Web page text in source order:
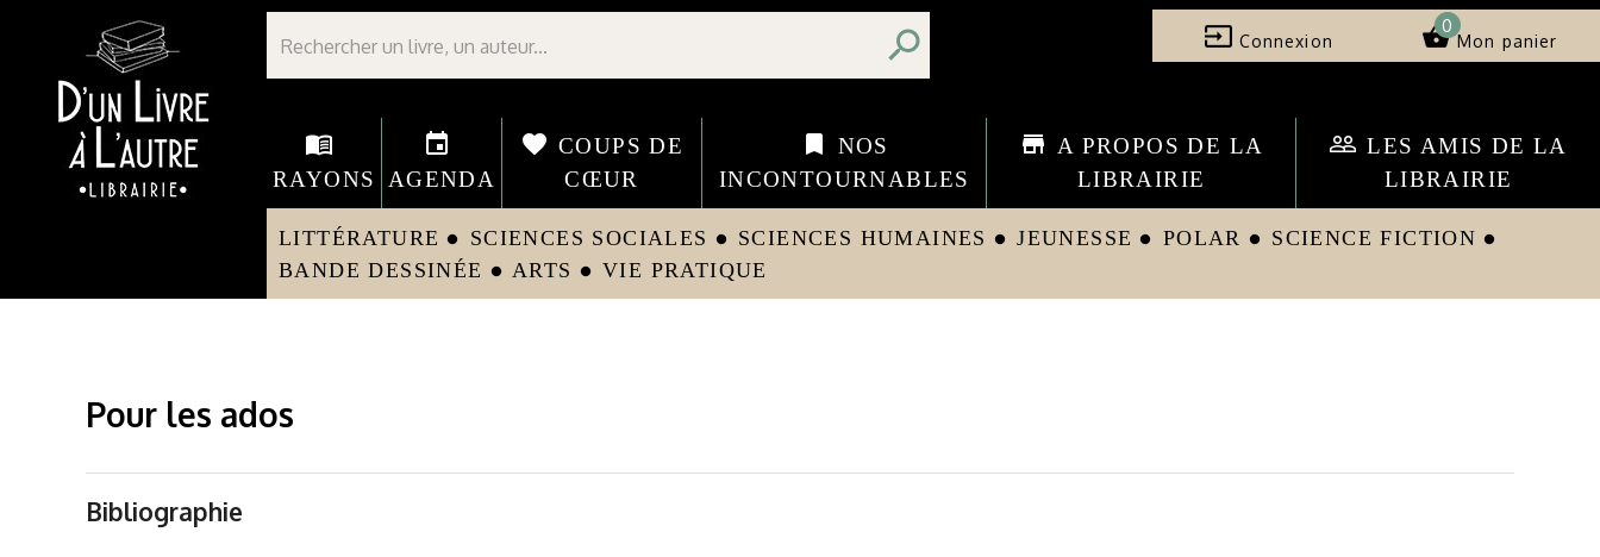
Librairie D'un livre à l'autre - Avranches
search input Connexion shopping_basket
0
Mon panier
menu_book
RAYONS
event
AGENDA
favorite COUPS DE
CŒUR
bookmark
NOS
INCONTOURNABLES
store A PROPOS DE LA
LIBRAIRIE
people_outline LES AMIS DE LA
LIBRAIRIE
LITTÉRATURE circle SCIENCES SOCIALES circle SCIENCES HUMAINES circle JEUNESSE circle POLAR circle SCIENCE FICTION circle
BANDE DESSINÉE circle ARTS circle VIE PRATIQUE
Pour les ados
Bibliographie